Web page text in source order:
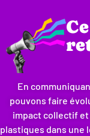
En
pouvons faire
impact collectif
plastiques dans une